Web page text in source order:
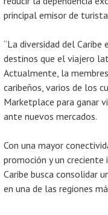
principal emisor de
“La diversidad del
destinos que el viajero
Actualmente, la
caribeños, varios de los
Marketplace para ganar
ante nuevos mercados.
Con una mayor
promoción y un
Caribe busca consolidar
en una de las regiones